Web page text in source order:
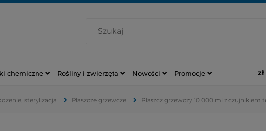
chemiczne Rośliny i zwierzęta Nowości Promocje
sterylizacja Płaszcze grzewcze Płaszcz grzewczy 10 000 ml z czujnikiem